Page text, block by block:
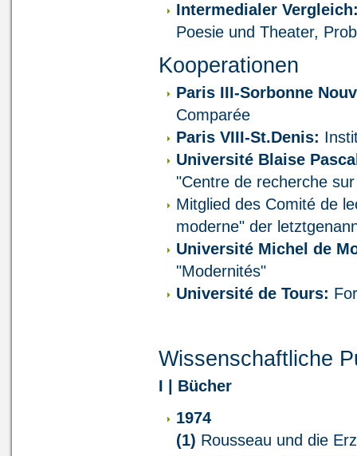
Intermedialer
Poesie und Theater,
Kooperationen
Paris III-Sorbonne
Comparée
Paris VIII-St.Denis:
Université Blaise
"Centre de recherche
Mitglied des Comité de
moderne" der
Université Michel de
"Modernités"
Université de Tours:
Wissenschaftliche
I | Bücher
1974
(1) Rousseau und die